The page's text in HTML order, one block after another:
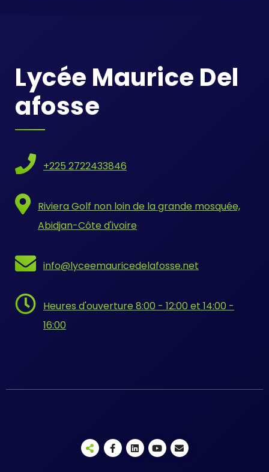
Lycée Maurice Del
Afosse
+225 2722433846
Riviera Golf non loin de la grande mosquée,
Abidjan-Côte d'ivoire
info@lyceemauricedelafosse.net
Heures d'ouverture 8:00 - 12:00 et 14:00 -
16:00